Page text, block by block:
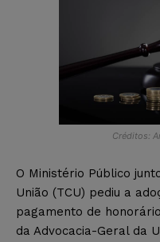
Créditos:
O Ministério Público
União (TCU) pediu a
pagamento de
da Advocacia-Geral da